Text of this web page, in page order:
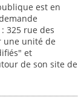
est en
325 rue des
une unité de
et
de son site de